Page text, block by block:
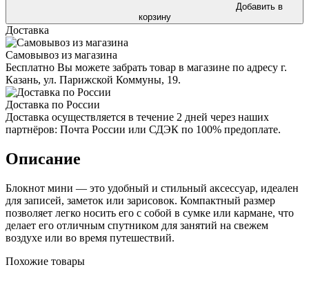
Добавить в
корзину
Доставка
Самовывоз из магазина
Бесплатно Вы можете забрать товар в магазине по адресу г.
Казань, ул. Парижской Коммуны, 19.
Доставка по России
Доставка осуществляется в течение 2 дней через наших
партнёров: Почта России или СДЭК по 100% предоплате.
Описание
Блокнот мини — это удобный и стильный аксессуар, идеален
для записей, заметок или зарисовок. Компактный размер
позволяет легко носить его с собой в сумке или кармане, что
делает его отличным спутником для занятий на свежем
воздухе или во время путешествий.
Похожие товары